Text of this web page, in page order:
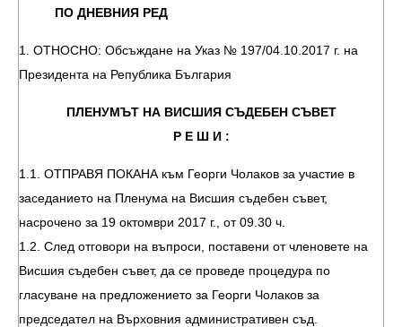
ПО ДНЕВНИЯ РЕД
1. ОТНОСНО: Обсъждане на Указ № 197/04.10.2017 г. на
Президента на Република България
ПЛЕНУМЪТ НА ВИСШИЯ СЪДЕБЕН СЪВЕТ
Р Е Ш И :
1.1. ОТПРАВЯ ПОКАНА към Георги Чолаков за участие в
заседанието на Пленума на Висшия съдебен съвет,
насрочено за 19 октомври 2017 г., от 09.30 ч.
1.2. След отговори на въпроси, поставени от членовете на
Висшия съдебен съвет, да се проведе процедура по
гласуване на предложението за Георги Чолаков за
председател на Върховния административен съд.